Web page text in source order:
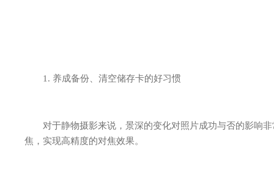
1. 养成备份、清空储存卡的好习惯
对于静物摄影来说，景深的变化对照片成功与否的影响非
焦，实现高精度的对焦效果。